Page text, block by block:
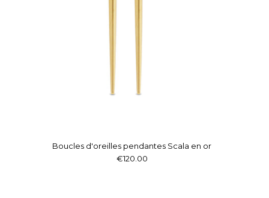
Boucles d'oreilles pendantes Scala en or
€120.00